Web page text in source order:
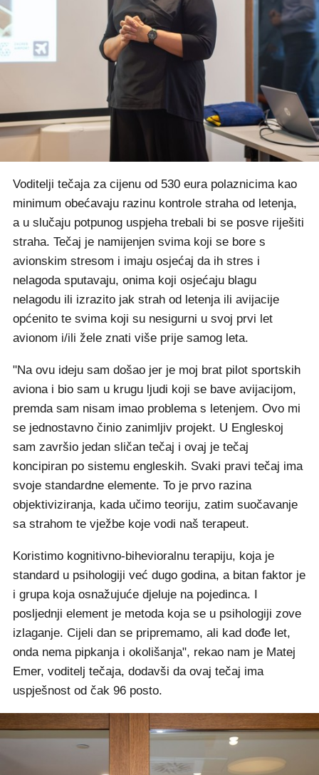
Voditelji tečaja za cijenu od 530 eura polaznicima kao
minimum obećavaju razinu kontrole straha od letenja,
a u slučaju potpunog uspjeha trebali bi se posve riješiti
straha. Tečaj je namijenjen svima koji se bore s
avionskim stresom i imaju osjećaj da ih stres i
nelagoda sputavaju, onima koji osjećaju blagu
nelagodu ili izrazito jak strah od letenja ili avijacije
općenito te svima koji su nesigurni u svoj prvi let
avionom i/ili žele znati više prije samog leta.
"Na ovu ideju sam došao jer je moj brat pilot sportskih
aviona i bio sam u krugu ljudi koji se bave avijacijom,
premda sam nisam imao problema s letenjem. Ovo mi
se jednostavno činio zanimljiv projekt. U Engleskoj
sam završio jedan sličan tečaj i ovaj je tečaj
koncipiran po sistemu engleskih. Svaki pravi tečaj ima
svoje standardne elemente. To je prvo razina
objektiviziranja, kada učimo teoriju, zatim suočavanje
sa strahom te vježbe koje vodi naš terapeut.
Koristimo kognitivno-bihevioralnu terapiju, koja je
standard u psihologiji već dugo godina, a bitan faktor je
i grupa koja osnažujuće djeluje na pojedinca. I
posljednji element je metoda koja se u psihologiji zove
izlaganje. Cijeli dan se pripremamo, ali kad dođe let,
onda nema pipkanja i okolišanja", rekao nam je Matej
Emer, voditelj tečaja, dodavši da ovaj tečaj ima
uspješnost od čak 96 posto.